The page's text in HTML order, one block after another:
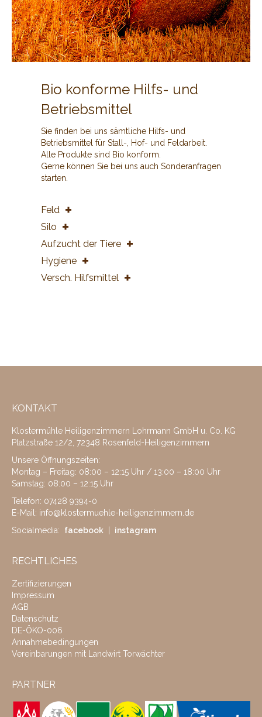
Bio konforme Hilfs- und
Betriebsmittel
Sie finden bei uns sämtliche Hilfs- und
Betriebsmittel für Stall-, Hof- und Feldarbeit.
Alle Produkte sind Bio konform.
Gerne können Sie bei uns auch Sonderanfragen
starten.
Feld
Silo
Aufzucht der Tiere
Hygiene
Versch. Hilfsmittel
KONTAKT
Klostermühle Heiligenzimmern Lohrmann GmbH u. Co. KG
Platzstraße 12/2, 72348 Rosenfeld-Heiligenzimmern
Unsere Öffnungszeiten:
Montag – Freitag: 08:00 – 12:15 Uhr / 13:00 – 18:00 Uhr
Samstag: 08:00 – 12:15 Uhr
Telefon: 07428 9394-0
E-Mail: info@klostermuehle-heiligenzimmern.de
Socialmedia: facebook instagram
RECHTLICHES
Zertifizierungen
Impressum
AGB
Datenschutz
DE-ÖKO-006
Annahmebedingungen
Vereinbarungen mit Landwirt Torwächter
PARTNER